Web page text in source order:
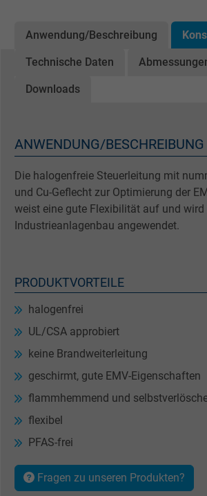
Anwendung/Beschreibung
Technische Daten
Downloads
ANWENDUNG/BESCHREIBUNG
Die halogenfreie Steuerleitung mit
und Cu-Geflecht zur Optimierung der
weist eine gute Flexibilität auf und wird
Industrieanlagenbau angewendet.
PRODUKTVORTEILE
halogenfrei
UL/CSA approbiert
keine Brandweiterleitung
geschirmt, gute EMV-Eigenschaften
flammhemmend und
flexibel
PFAS-frei
Fragen zu unseren Produkten?